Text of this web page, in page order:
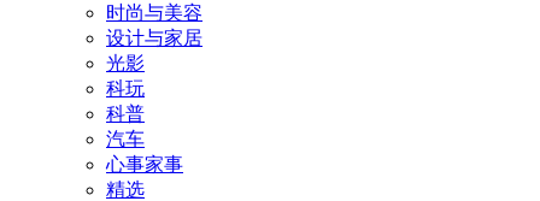
时尚与美容
设计与家居
光影
科玩
科普
汽车
心事家事
精选